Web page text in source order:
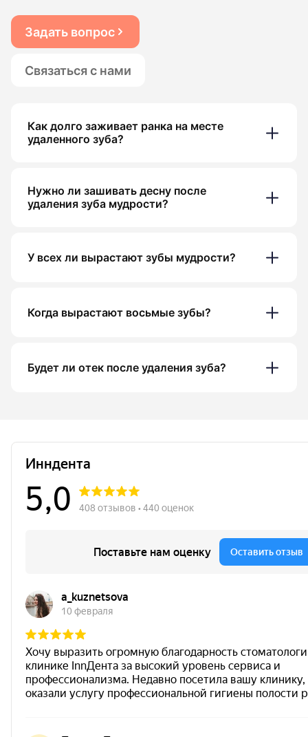
Задать вопрос
Связаться с нами
Как долго заживает ранка на месте
удаленного зуба?
Нужно ли зашивать десну после
удаления зуба мудрости?
У всех ли вырастают зубы мудрости?
Когда вырастают восьмые зубы?
Будет ли отек после удаления зуба?